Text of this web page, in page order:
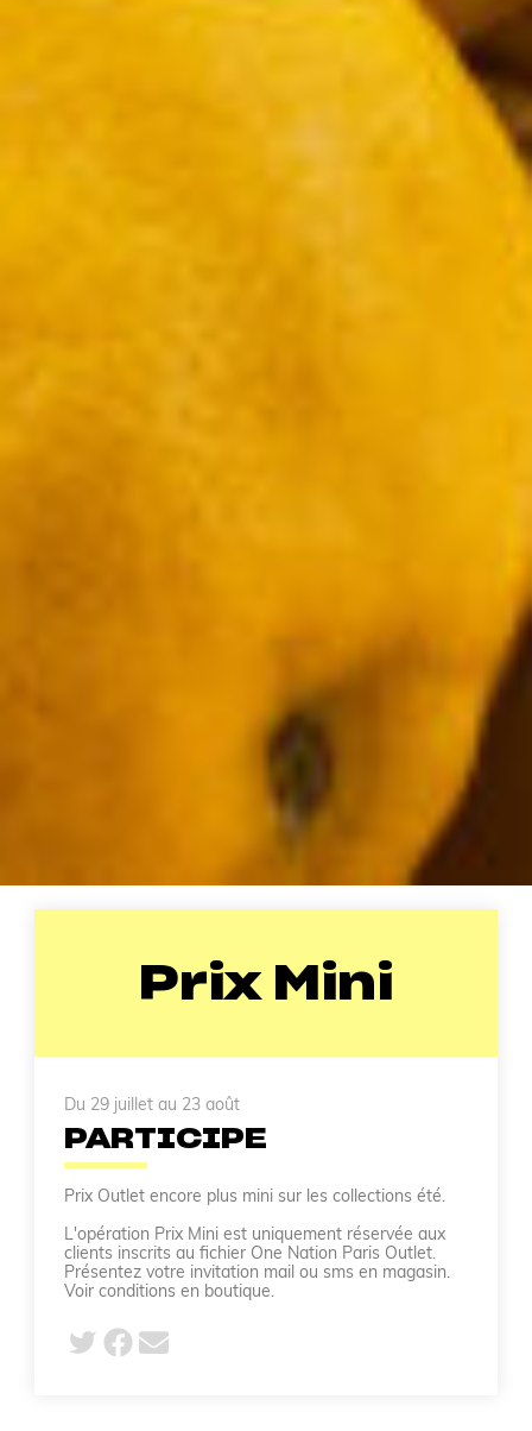
Prix Mini
Du 29 juillet au 23 août
PARTICIPE
Prix Outlet encore plus mini sur les collections été.
L'opération Prix Mini est uniquement réservée aux
clients inscrits au fichier One Nation Paris Outlet.
Présentez votre invitation mail ou sms en magasin.
Voir conditions en boutique.